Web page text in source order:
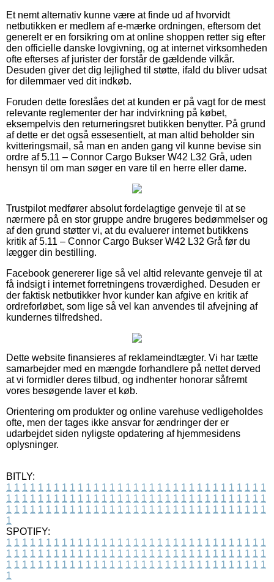
Et nemt alternativ kunne være at finde ud af hvorvidt
netbutikken er medlem af e-mærke ordningen, eftersom det
generelt er en forsikring om at online shoppen retter sig efter
den officielle danske lovgivning, og at internet virksomheden
ofte efterses af jurister der forstår de gældende vilkår.
Desuden giver det dig lejlighed til støtte, ifald du bliver udsat
for dilemmaer ved dit indkøb.
Foruden dette foreslåes det at kunden er på vagt for de mest
relevante reglementer der har indvirkning på købet,
eksempelvis den returneringsret butikken benytter. På grund
af dette er det også essesentielt, at man altid beholder sin
kvitteringsmail, så man en anden gang vil kunne bevise sin
ordre af 5.11 – Connor Cargo Bukser W42 L32 Grå, uden
hensyn til om man søger en vare til en herre eller dame.
Trustpilot medfører absolut fordelagtige genveje til at se
nærmere på en stor gruppe andre brugeres bedømmelser og
af den grund støtter vi, at du evaluerer internet butikkens
kritik af 5.11 – Connor Cargo Bukser W42 L32 Grå før du
lægger din bestilling.
Facebook genererer lige så vel altid relevante genveje til at
få indsigt i internet forretningens troværdighed. Desuden er
der faktisk netbutikker hvor kunder kan afgive en kritik af
ordreforløbet, som lige så vel kan anvendes til afvejning af
kundernes tilfredshed.
Dette website finansieres af reklameindtægter. Vi har tætte
samarbejder med en mængde forhandlere på nettet derved
at vi formidler deres tilbud, og indhenter honorar såfremt
vores besøgende laver et køb.
Orientering om produkter og online varehuse vedligeholdes
ofte, men der tages ikke ansvar for ændringer der er
udarbejdet siden nyligste opdatering af hjemmesidens
oplysninger.
BITLY:
1 1 1 1 1 1 1 1 1 1 1 1 1 1 1 1 1 1 1 1 1 1 1 1 1 1 1 1 1 1 1 1 1
1 1 1 1 1 1 1 1 1 1 1 1 1 1 1 1 1 1 1 1 1 1 1 1 1 1 1 1 1 1 1 1 1
1 1 1 1 1 1 1 1 1 1 1 1 1 1 1 1 1 1 1 1 1 1 1 1 1 1 1 1 1 1 1 1 1
1
SPOTIFY:
1 1 1 1 1 1 1 1 1 1 1 1 1 1 1 1 1 1 1 1 1 1 1 1 1 1 1 1 1 1 1 1 1
1 1 1 1 1 1 1 1 1 1 1 1 1 1 1 1 1 1 1 1 1 1 1 1 1 1 1 1 1 1 1 1 1
1 1 1 1 1 1 1 1 1 1 1 1 1 1 1 1 1 1 1 1 1 1 1 1 1 1 1 1 1 1 1 1 1
1